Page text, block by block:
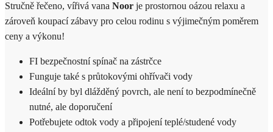
Stručně řečeno, vířivá vana Noor je prostornou oázou relaxu a
zároveň koupací zábavy pro celou rodinu s výjimečným poměrem
ceny a výkonu!
FI bezpečnostní spínač na zástrčce
Funguje také s průtokovými ohřívači vody
Ideální by byl dlážděný povrch, ale není to bezpodmínečně
nutné, ale doporučení
Potřebujete odtok vody a připojení teplé/studené vody